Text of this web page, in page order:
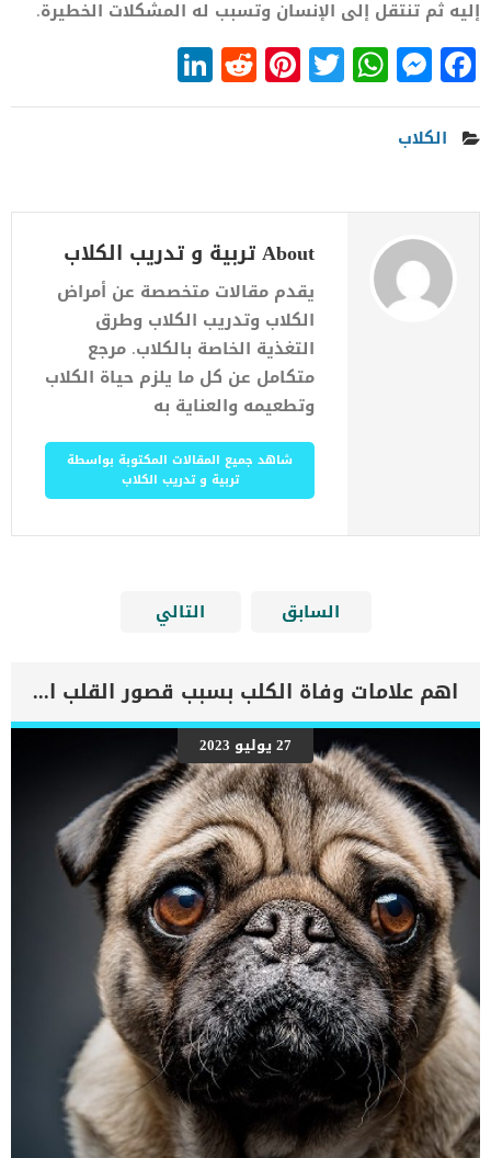
إليه ثم تنتقل إلى الإنسان وتسبب له المشكلات الخطيرة.
Facebook
Messenger
WhatsApp
Twitter
Pinterest
Reddit
الكلاب
About تربية و تدريب الكلاب
يقدم مقالات متخصصة عن أمراض
الكلاب وتدريب الكلاب وطرق
التغذية الخاصة بالكلاب. مرجع
متكامل عن كل ما يلزم حياة الكلاب
وتطعيمه والعناية به
شاهد جميع المقالات المكتوبة بواسطة
تربية و تدريب الكلاب
السابق التالي
اهم علامات وفاة الكلب بسبب قصور القلب الاحتقانى
27 يوليو 2023